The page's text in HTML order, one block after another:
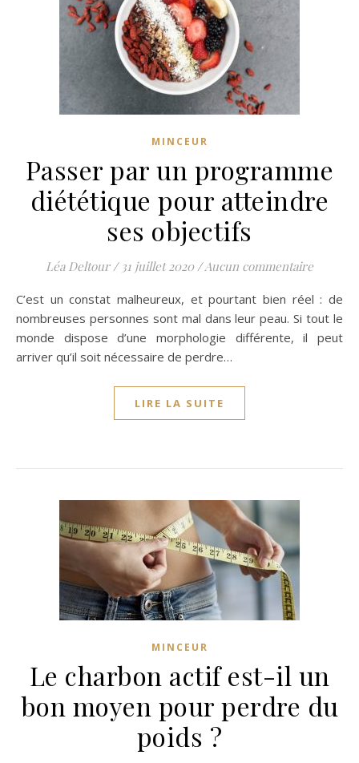
MINCEUR
Passer par un programme
diététique pour atteindre
ses objectifs
Léa Deltour / 31 juillet 2020 /Aucun commentaire
C’est un constat malheureux, et pourtant bien réel : de
nombreuses personnes sont mal dans leur peau. Si tout le
monde dispose d’une morphologie différente, il peut
arriver qu’il soit nécessaire de perdre…
LIRE LA SUITE
MINCEUR
Le charbon actif est-il un
bon moyen pour perdre du
poids ?